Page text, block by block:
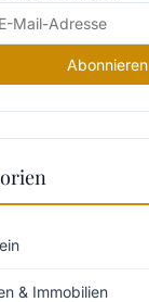
Abonnieren
& Immobilien